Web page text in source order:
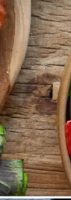
af den traditionelle
fra det catalanske
med brød som
i et større
Salbitxada minder
ligeledes
romesco. I
den til såkaldte
små porrelignende
man helt sorte, så
yderste skal og
løg i
er svære at
kanter, men små
bruges.